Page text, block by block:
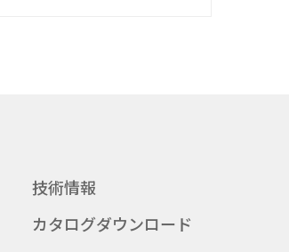
技術情報
カタログダウンロード